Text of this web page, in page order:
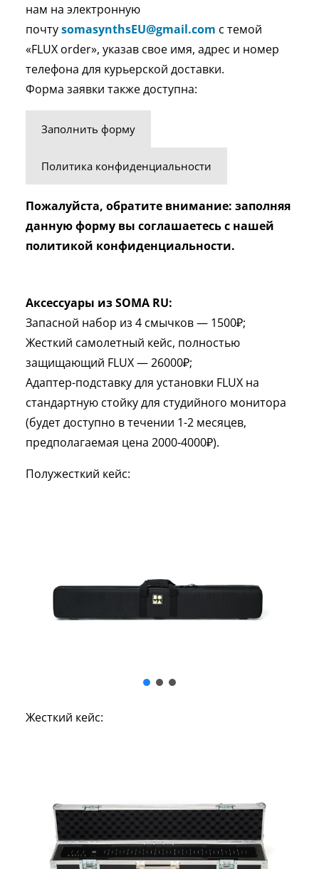
нам на электронную
почтуsomasynthsEU@gmail.com с темой
«FLUX order», указав свое имя, адрес и номер
телефона для курьерской доставки.
Форма заявки также доступна:
Заполнить форму
Политика конфиденциальности
Пожалуйста, обратите внимание: заполняя
данную форму вы соглашаетесь с нашей
политикой конфиденциальности.
Аксессуары из SOMA RU:
Запасной набор из 4 смычков — 1500₽;
Жесткий самолетный кейс, полностью
защищающий FLUX — 26000₽;
Адаптер-подставку для установки FLUX на
стандартную стойку для студийного монитора
(будет доступно в течении 1-2 месяцев,
предполагаемая цена 2000-4000₽).
Полужесткий кейс:
Жесткий кейс: